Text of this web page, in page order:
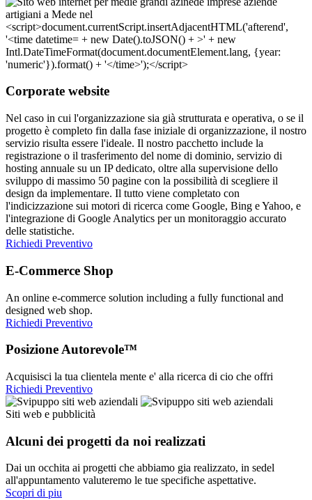
Corporate website
Nel caso in cui l'organizzazione sia già strutturata e operativa, o se il
progetto è completo fin dalla fase iniziale di organizzazione, il nostro
servizio risulta essere l'ideale. Il nostro pacchetto include la
registrazione o il trasferimento del nome di dominio, servizio di
hosting annuale su un IP dedicato, oltre alla supervisione dello
sviluppo di massimo 50 pagine con la possibilità di scegliere il
design da implementare. Il tutto viene completato con
l'indicizzazione sui motori di ricerca come Google, Bing e Yahoo, e
l'integrazione di Google Analytics per un monitoraggio accurato
delle statistiche.
Richiedi Preventivo
E-Commerce Shop
An online e-commerce solution including a fully functional and
designed web shop.
Richiedi Preventivo
Posizione Autorevole™
Acquisisci la tua clientela mente e' alla ricerca di cio che offri
Richiedi Preventivo
Siti web e pubblicità
Alcuni dei progetti da noi realizzati
Dai un occhita ai progetti che abbiamo gia realizzato, in sedel
all'appuntamento valuteremo le tue specifiche aspettative.
Scopri di piu